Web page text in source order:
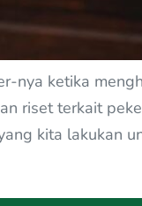
nya ketika
riset terkait
kita lakukan